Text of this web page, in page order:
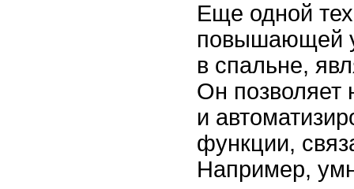
Еще одной
повышающей
в спальне,
Он позволяет
и
функции,
Например,